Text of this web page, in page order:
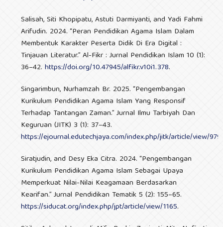
Salisah, Siti Khopipatu, Astuti Darmiyanti, and Yadi Fahmi
Arifudin. 2024. “Peran Pendidikan Agama Islam Dalam
Membentuk Karakter Peserta Didik Di Era Digital :
Tinjauan Literatur.” Al-Fikr : Jurnal Pendidikan Islam 10 (1):
36–42.https://doi.org/10.47945/alfikr.v10i1.378.
Singarimbun, Nurhamzah Br. 2025. “Pengembangan
Kurikulum Pendidikan Agama Islam Yang Responsif
Terhadap Tantangan Zaman.” Jurnal Ilmu Tarbiyah Dan
Keguruan (JITK) 3 (1): 37–43.
https://ejournal.edutechjaya.com/index.php/jitk/article/view/979
Siratjudin, and Desy Eka Citra. 2024. “Pengembangan
Kurikulum Pendidikan Agama Islam Sebagai Upaya
Memperkuat Nilai-Nilai Keagamaan Berdasarkan
Kearifan.” Jurnal Pendidikan Tematik 5 (2): 155–65.
https://siducat.org/index.php/jpt/article/view/1165.